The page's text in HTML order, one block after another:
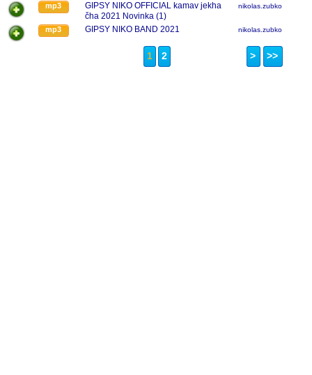
mp3
GIPSY NIKO OFFICIAL kamav jekha
čha 2021 Novinka (1)
nikolas.zubko
mp3 GIPSY NIKO BAND 2021 nikolas.zubko
1 2 > >>